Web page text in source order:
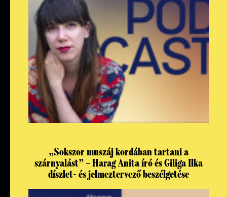
„Sokszor muszáj kordában tartani a
szárnyalást” – Harag Anita író és Giliga Ilka
díszlet- és jelmeztervező beszélgetése